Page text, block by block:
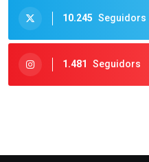
10.245 Seguidors
1.481 Seguidors